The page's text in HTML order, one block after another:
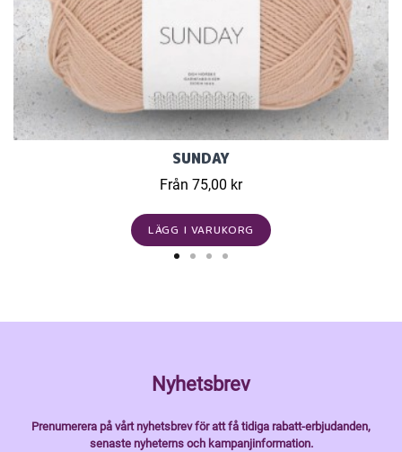
SUNDAY
Från 75,00 kr
LÄGG I VARUKORG
Nyhetsbrev
Prenumerera på vårt nyhetsbrev för att få tidiga rabatt-erbjudanden,
senaste nyheterns och kampanjinformation.